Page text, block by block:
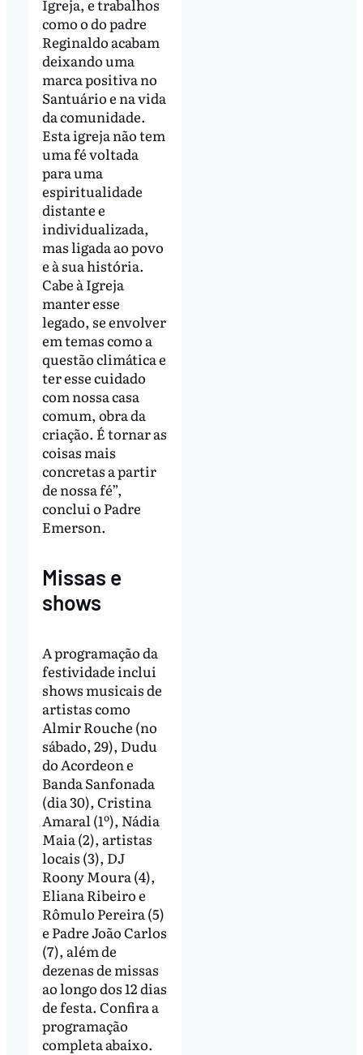
Igreja, e trabalhos
como o do padre
Reginaldo acabam
deixando uma
marca positiva no
Santuário e na vida
da comunidade.
Esta igreja não tem
uma fé voltada
para uma
espiritualidade
distante e
individualizada,
mas ligada ao povo
e à sua história.
Cabe à Igreja
manter esse
legado, se envolver
em temas como a
questão climática e
ter esse cuidado
com nossa casa
comum, obra da
criação. É tornar as
coisas mais
concretas a partir
de nossa fé”,
conclui o Padre
Emerson.
Missas e
shows
A programação da
festividade inclui
shows musicais de
artistas como
Almir Rouche (no
sábado, 29), Dudu
do Acordeon e
Banda Sanfonada
(dia 30), Cristina
Amaral (1º), Nádia
Maia (2), artistas
locais (3), DJ
Roony Moura (4),
Eliana Ribeiro e
Rômulo Pereira (5)
e Padre João Carlos
(7), além de
dezenas de missas
ao longo dos 12 dias
de festa. Confira a
programação
completa abaixo.